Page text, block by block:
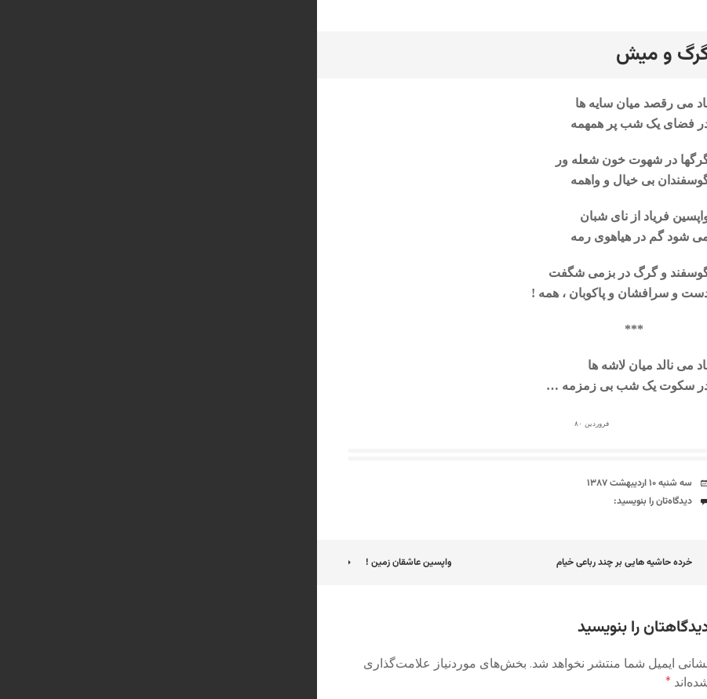
و میش
می رقصد میان سایه ها
فضای یک شب پر همهمه
در شهوت خون شعله ور
بی خیال و واهمه
فریاد از نای شبان
شود گم در هیاهوی رمه
و گرگ در بزمی شگفت
و سرافشان و پاکوبان ، همه !
***
می نالد میان لاشه ها
سکوت یک شب بی زمزمه …
فروردین ۸۰
تاریخ
سه شنبه ۱۰ اردیبهشت ۱۳۸۷
دیدگاه‌ها
دیدگاه‌تان را بنویسید:
خرده حاشیه هایی بر چند رباعی خیام واپسین عاشقان زمین !
را بنویسید
ایمیل شما منتشر نخواهد شد. بخش‌های موردنیاز علامت‌گذاری
*